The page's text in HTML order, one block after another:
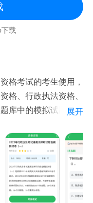
，助力试题解惑
手机、平板、多终端
有限公司
载
格考试的考生使用，
格、行政执法资格、
库中的模拟试题、考
高考试通过率。
练习，养成稳定刷
时答题、自动判分，
展开